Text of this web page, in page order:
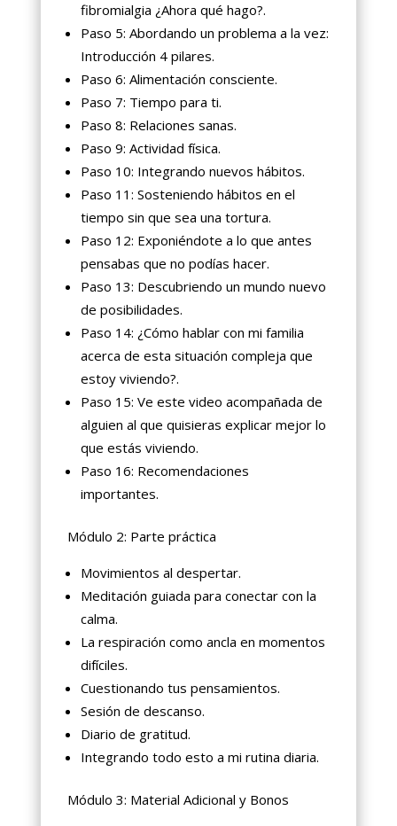
fibromialgia ¿Ahora qué hago?.
Paso 5: Abordando un problema a la vez:
Introducción 4 pilares.
Paso 6: Alimentación consciente.
Paso 7: Tiempo para ti.
Paso 8: Relaciones sanas.
Paso 9: Actividad física.
Paso 10: Integrando nuevos hábitos.
Paso 11: Sosteniendo hábitos en el
tiempo sin que sea una tortura.
Paso 12: Exponiéndote a lo que antes
pensabas que no podías hacer.
Paso 13: Descubriendo un mundo nuevo
de posibilidades.
Paso 14: ¿Cómo hablar con mi familia
acerca de esta situación compleja que
estoy viviendo?.
Paso 15: Ve este video acompañada de
alguien al que quisieras explicar mejor lo
que estás viviendo.
Paso 16: Recomendaciones
importantes.
Módulo 2: Parte práctica
Movimientos al despertar.
Meditación guiada para conectar con la
calma.
La respiración como ancla en momentos
difíciles.
Cuestionando tus pensamientos.
Sesión de descanso.
Diario de gratitud.
Integrando todo esto a mi rutina diaria.
Módulo 3: Material Adicional y Bonos